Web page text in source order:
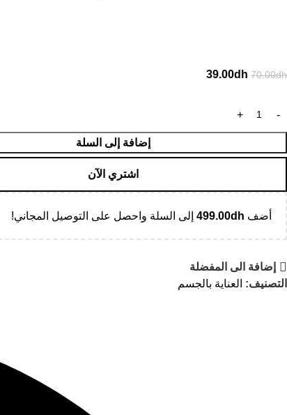
70.00dh
39.00dh
إضافة إلى السلة
اشتري الآن
أضف 499.00dh إلى السلة واحصل على التوصيل المجاني!
إضافة الى المفضلة
التصنيف: العناية بالجسم